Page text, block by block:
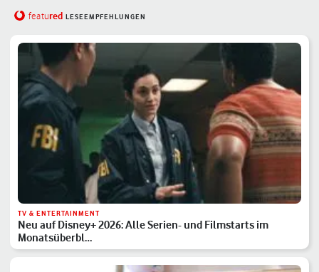
featured LESEEMPFEHLUNGEN
TV & ENTERTAINMENT
Neu auf Disney+ 2026: Alle Serien- und Filmstarts im
Monatsüberbl…